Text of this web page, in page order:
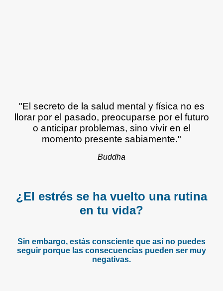
"El secreto de la salud mental y física no es
llorar por el pasado, preocuparse por el futuro
o anticipar problemas, sino vivir en el
momento presente sabiamente."
Buddha
¿El estrés se ha vuelto una rutina
en tu vida?
Sin embargo, estás consciente que así no puedes
seguir porque las consecuencias pueden ser muy
negativas.